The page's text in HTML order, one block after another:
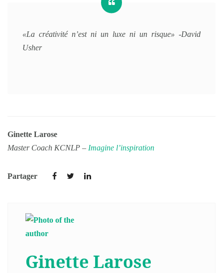
«La créativité n’est ni un luxe ni un risque» -David
Usher
Ginette Larose
Master Coach KCNLP – Imagine l’inspiration
Partager
Ginette Larose